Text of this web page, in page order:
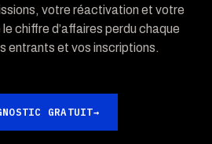
votre réactivation et votre
chiffre d’affaires perdu chaque
entrants et vos inscriptions.
GRATUIT→